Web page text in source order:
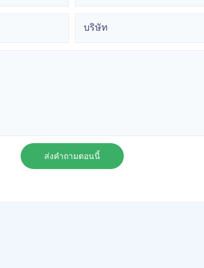
บริษัท
ส่งคำถามตอนนี้